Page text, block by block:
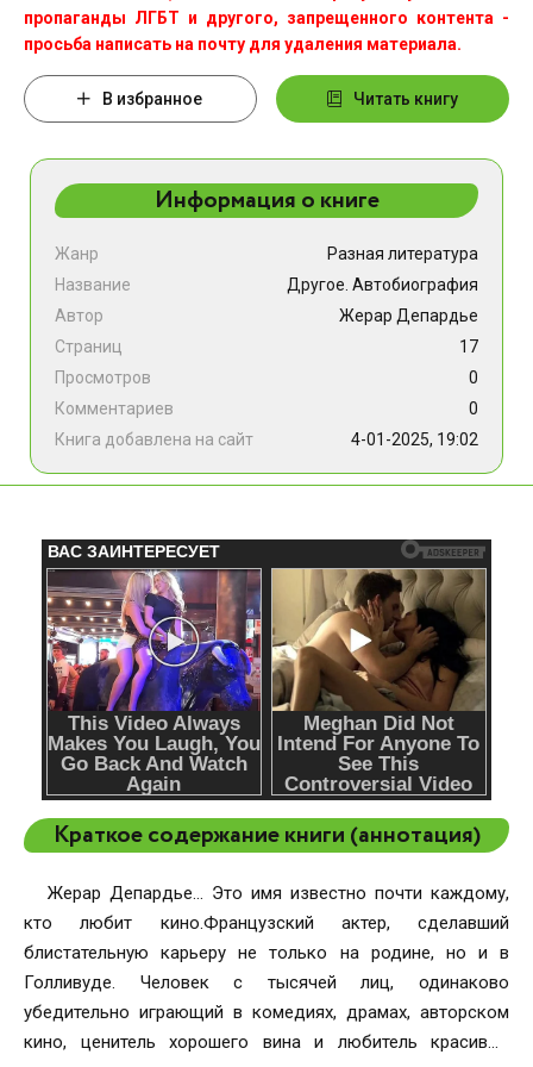
пропаганды ЛГБТ и другого, запрещенного контента -
просьба написать на почту для удаления материала.
В избранное Читать книгу
Информация о книге
Жанр
Разная литература
Название
Другое. Автобиография
Автор
Жерар Депардье
Страниц
17
Просмотров
0
Комментариев
0
Книга добавлена на сайт
4-01-2025, 19:02
Краткое содержание книги (аннотация)
Жерар Депардье… Это имя известно почти каждому,
кто любит кино.Французский актер, сделавший
блистательную карьеру не только на родине, но и в
Голливуде. Человек с тысячей лиц, одинаково
убедительно играющий в комедиях, драмах, авторском
кино, ценитель хорошего вина и любитель красивых